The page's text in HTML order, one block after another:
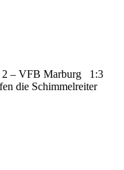
2 – VFB Marburg 1:3
die Schimmelreiter